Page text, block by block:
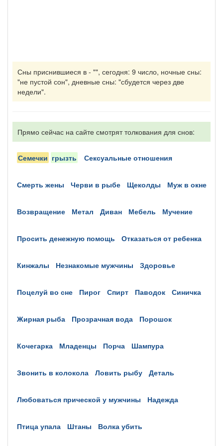
Сны приснившиеся в - "", сегодня: 9 число, ночные сны:
"не пустой сон", дневные сны: "сбудется через две
недели".
Прямо сейчас на сайте смотрят толкования для снов:
семечки грызть сексуальные отношения
смерть жены черви в рыбе щеколды муж в окне
возвращение метал диван мебель мучение
просить денежную помощь отказаться от ребенка
кинжалы незнакомые мужчины здоровье
поцелуй во сне пирог спирт паводок синичка
жирная рыба прозрачная вода порошок
кочегарка младенцы порча шампура
звонить в колокола ловить рыбу деталь
любоваться прической у мужчины надежда
птица упала штаны волка убить